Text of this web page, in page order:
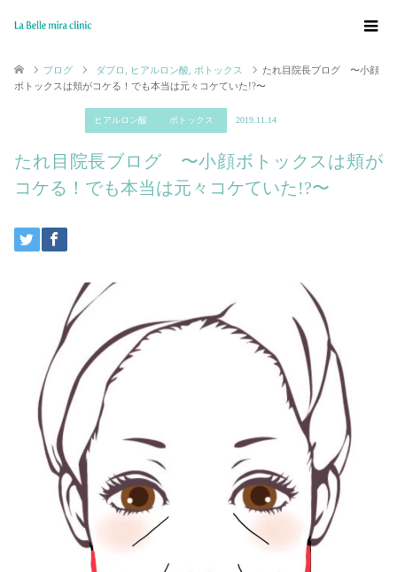
ブログ ダブロ ヒアルロン酸 ボトックス
たれ目院長ブログ 〜小顔
ボトックスは頬がコケる！でも本当は元々コケていた!?〜
ヒアルロン酸 ボトックス 2019.11.14
たれ目院長ブログ 〜小顔ボトックスは頬が
コケる！でも本当は元々コケていた!?〜